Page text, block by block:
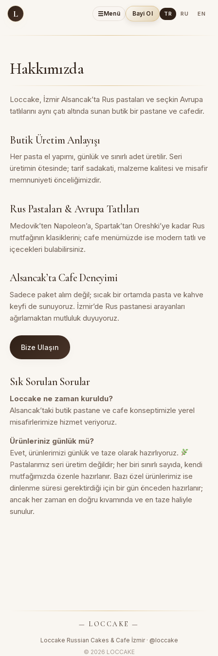
L ☰Menü Bayi Ol TR RU EN
Hakkımızda
Loccake, İzmir Alsancak’ta Rus pastaları ve seçkin Avrupa
tatlılarını aynı çatı altında sunan butik bir pastane ve cafedir.
Butik Üretim Anlayışı
Her pasta el yapımı, günlük ve sınırlı adet üretilir. Seri
üretimin ötesinde; tarif sadakati, malzeme kalitesi ve misafir
memnuniyeti önceliğimizdir.
Rus Pastaları & Avrupa Tatlıları
Medovik’ten Napoleon’a, Spartak’tan Oreshki’ye kadar Rus
mutfağının klasiklerini; cafe menümüzde ise modern tatlı ve
içecekleri bulabilirsiniz.
Alsancak’ta Cafe Deneyimi
Sadece paket alım değil; sıcak bir ortamda pasta ve kahve
keyfi de sunuyoruz. İzmir’de Rus pastanesi arayanları
ağırlamaktan mutluluk duyuyoruz.
Bize Ulaşın
Sık Sorulan Sorular
Loccake ne zaman kuruldu?
Alsancak’taki butik pastane ve cafe konseptimizle yerel
misafirlerimize hizmet veriyoruz.
Ürünleriniz günlük mü?
Evet, ürünlerimizi günlük ve taze olarak hazırlıyoruz.
Pastalarımız seri üretim değildir; her biri sınırlı sayıda, kendi
mutfağımızda özenle hazırlanır. Bazı özel ürünlerimiz ise
dinlenme süresi gerektirdiği için bir gün önceden hazırlanır;
ancak her zaman en doğru kıvamında ve en taze haliyle
sunulur.
— LOCCAKE —
Loccake Russian Cakes & Cafe İzmir · @loccake
© 2026 LOCCAKE